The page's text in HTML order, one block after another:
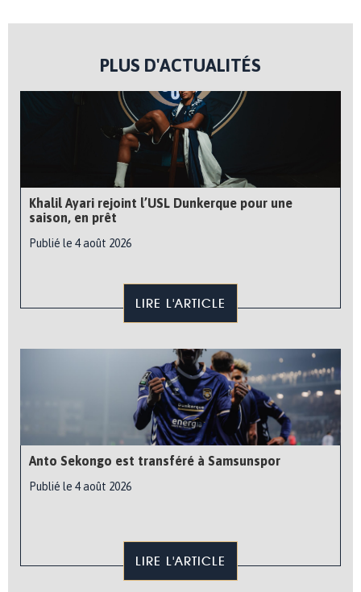
PLUS D'ACTUALITÉS
Khalil Ayari rejoint l’USL Dunkerque pour une
saison, en prêt
Publié le 4 août 2026
LIRE L'ARTICLE
Anto Sekongo est transféré à Samsunspor
Publié le 4 août 2026
LIRE L'ARTICLE